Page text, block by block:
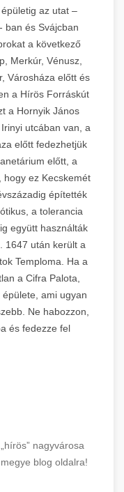
az utat –
ban és Svájcban
a következő
Merkúr, Vénusz,
Városháza előtt és
a Hírös Forráskút
a Hornyik János
utcában van, a
előtt fedezhetjük
előtt, a
hogy ez Kecskemét
építették
a tolerancia
együtt használták
1647 után került a
Temploma. Ha a
a Cifra Palota,
ami ugyan
Ne habozzon,
és fedezze fel
nagyvárosa
blog oldalra!